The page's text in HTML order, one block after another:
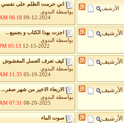
الأرشيف
اني حرمت الظلم على نفسي
بواسطة
البدوي
09-12-2024
06:18 AM
الأرشيف
اجزت بهذا الكتاب و بجميع...
بواسطة
البدوي
12-15-2022
05:13 PM
الأرشيف
كيف تعرف العسل المغشوش
بواسطة
البدوي
05-19-2024
11:35 AM
الأرشيف
الاربعاء الاخير من شهر صفر...
بواسطة
البدوي
08-20-2025
07:31 AM
الأرشيف
صوت الماء